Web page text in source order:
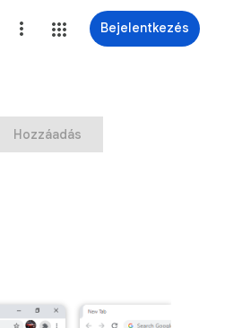
Bejelentkezés
Hozzáadás